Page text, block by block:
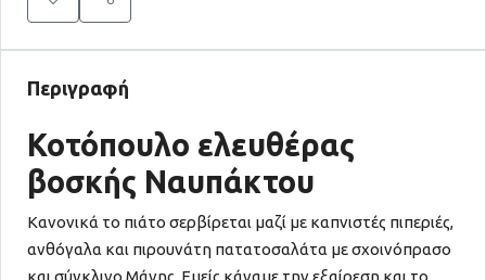
Περιγραφή
Κοτόπουλο ελευθέρας
βοσκής Ναυπάκτου
Κανονικά το πιάτο σερβίρεται μαζί με καπνιστές πιπεριές,
ανθόγαλα και πιρουνάτη πατατοσαλάτα με σχοινόπρασο
και σύγκλινο Μάνης. Εμείς κάναμε την εξαίρεση και το